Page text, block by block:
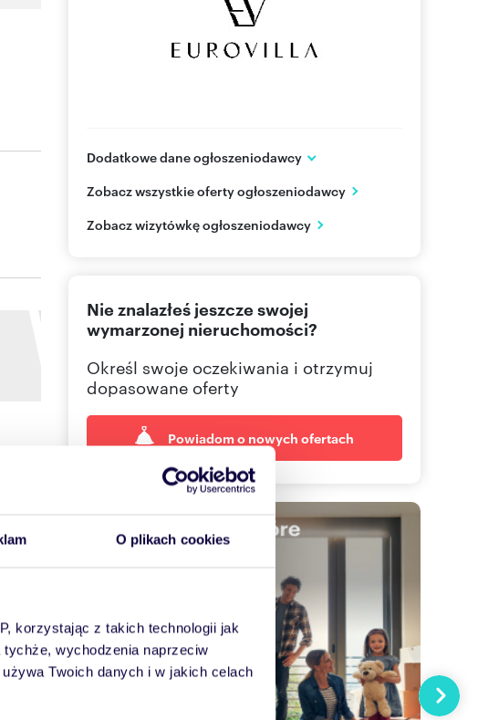
O plikach cookies
korzystając z takich technologii jak
wychodzenia naprzeciw
Twoich danych i w jakich celach
2
Dodatkowe dane ogłoszeniodawcy
Warszawa, Wilanów
PL
Zobacz wszystkie oferty ogłoszeniodawcy
Zobacz wizytówkę ogłoszeniodawcy
Nie znalazłeś jeszcze swojej
wymarzonej nieruchomości?
Określ swoje oczekiwania i otrzymuj
dopasowane oferty
Powiadom o nowych ofertach